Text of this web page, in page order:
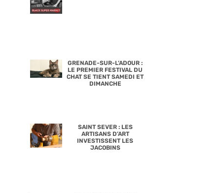
GRENADE-SUR-L’ADOUR :
LE PREMIER FESTIVAL DU
CHAT SE TIENT SAMEDI ET
DIMANCHE
SAINT SEVER : LES
ARTISANS D’ART
INVESTISSENT LES
JACOBINS